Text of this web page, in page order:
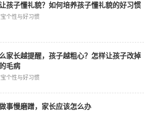
孩子懂礼貌？如何培养孩子懂礼貌的好习惯
宝个性与好习惯
家长越提醒，孩子越粗心？怎样让孩子改掉
毛病
宝个性与好习惯
事慢磨蹭，家长应该怎么办